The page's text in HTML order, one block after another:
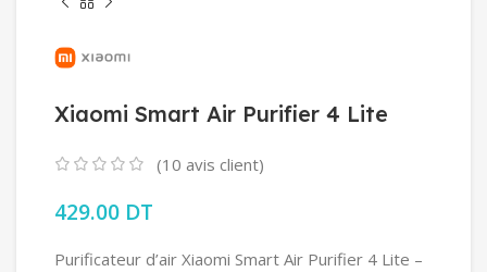
Xiaomi Smart Air Purifier 4 Lite
(10 avis client)
429.00 DT
Purificateur d’air Xiaomi Smart Air Purifier 4 Lite –